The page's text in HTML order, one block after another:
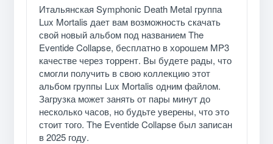
Итальянская Symphonic Death Metal группа
Lux Mortalis дает вам возможность скачать
свой новый альбом под названием The
Eventide Collapse, бесплатно в хорошем MP3
качестве через торрент. Вы будете рады, что
смогли получить в свою коллекцию этот
альбом группы Lux Mortalis одним файлом.
Загрузка может занять от пары минут до
несколько часов, но будьте уверены, что это
стоит того. The Eventide Collapse был записан
в 2025 году.